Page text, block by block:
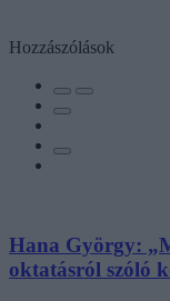
Hozzászólások
Hana György:
oktatásról szóló